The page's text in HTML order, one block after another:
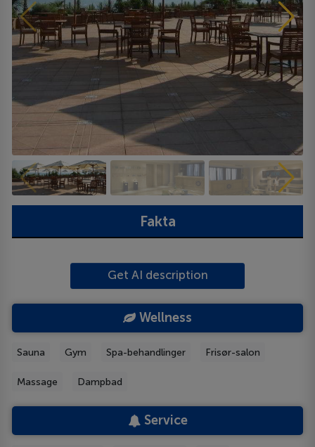
Fakta
Get AI description
Wellness
Sauna Gym Spa-behandlinger Frisør-salon
Massage Dampbad
Service